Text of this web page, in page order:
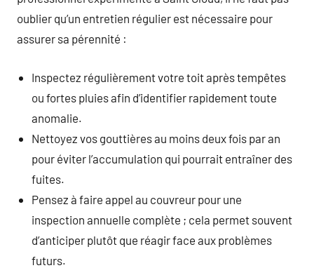
oublier qu’un entretien régulier est nécessaire pour
assurer sa pérennité :
Inspectez régulièrement votre toit après tempêtes
ou fortes pluies afin d’identifier rapidement toute
anomalie.
Nettoyez vos gouttières au moins deux fois par an
pour éviter l’accumulation qui pourrait entraîner des
fuites.
Pensez à faire appel au couvreur pour une
inspection annuelle complète ; cela permet souvent
d’anticiper plutôt que réagir face aux problèmes
futurs.